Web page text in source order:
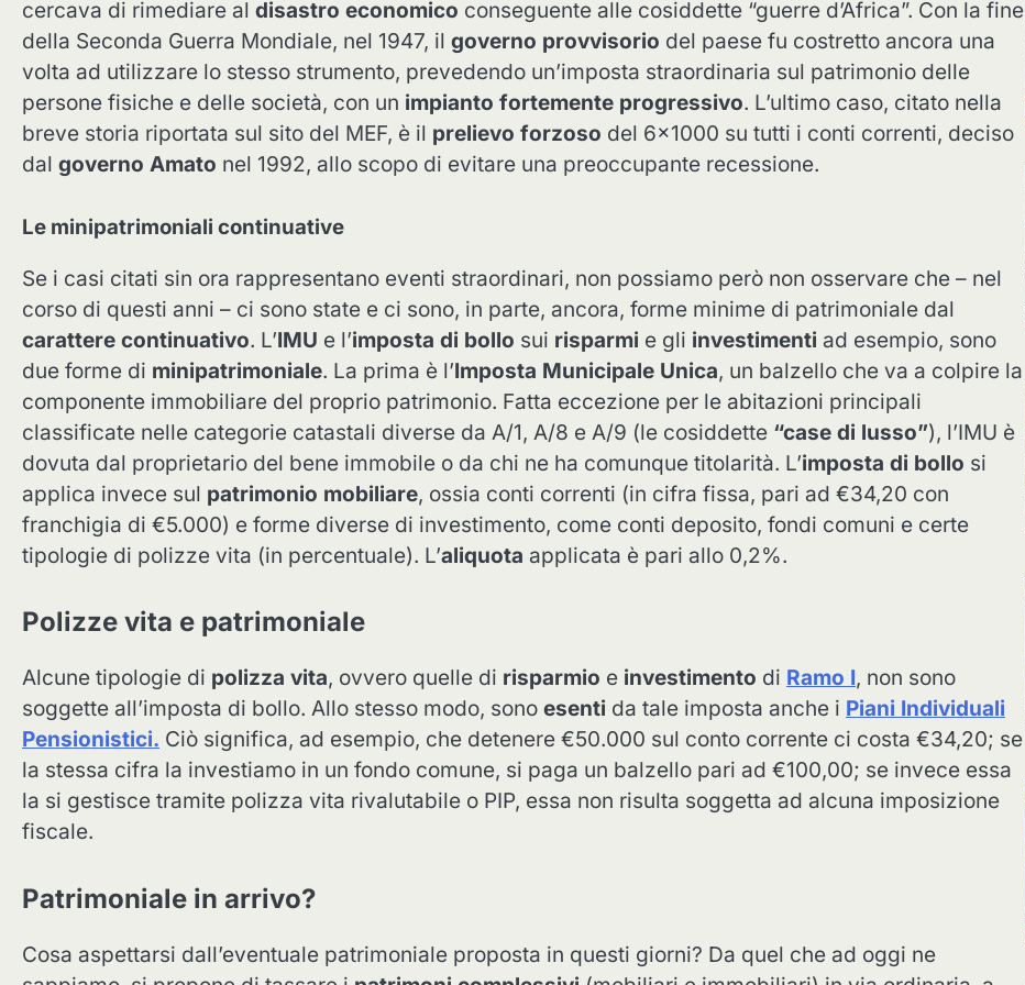
cercava di rimediare al disastro economico conseguente alle cosiddette “guerre d’Africa”. Con la fine
della Seconda Guerra Mondiale, nel 1947, il governo provvisorio del paese fu costretto ancora una
volta ad utilizzare lo stesso strumento, prevedendo un’imposta straordinaria sul patrimonio delle
persone fisiche e delle società, con un impianto fortemente progressivo. L’ultimo caso, citato nella
breve storia riportata sul sito del MEF, è il prelievo forzoso del 6×1000 su tutti i conti correnti, deciso
dal governo Amato nel 1992, allo scopo di evitare una preoccupante recessione.
Le minipatrimoniali continuative
Se i casi citati sin ora rappresentano eventi straordinari, non possiamo però non osservare che – nel
corso di questi anni – ci sono state e ci sono, in parte, ancora, forme minime di patrimoniale dal
carattere continuativo. L’IMU e l’imposta di bollo sui risparmi e gli investimenti ad esempio, sono
due forme di minipatrimoniale. La prima è l’Imposta Municipale Unica, un balzello che va a colpire la
componente immobiliare del proprio patrimonio. Fatta eccezione per le abitazioni principali
classificate nelle categorie catastali diverse da A/1, A/8 e A/9 (le cosiddette “case di lusso”), l’IMU è
dovuta dal proprietario del bene immobile o da chi ne ha comunque titolarità. L’imposta di bollo si
applica invece sul patrimonio mobiliare, ossia conti correnti (in cifra fissa, pari ad €34,20 con
franchigia di €5.000) e forme diverse di investimento, come conti deposito, fondi comuni e certe
tipologie di polizze vita (in percentuale). L’aliquota applicata è pari allo 0,2%.
Polizze vita e patrimoniale
Alcune tipologie di polizza vita, ovvero quelle di risparmio e investimento di Ramo I, non sono
soggette all’imposta di bollo. Allo stesso modo, sono esenti da tale imposta anche i Piani Individuali
Pensionistici. Ciò significa, ad esempio, che detenere €50.000 sul conto corrente ci costa €34,20; se
la stessa cifra la investiamo in un fondo comune, si paga un balzello pari ad €100,00; se invece essa
la si gestisce tramite polizza vita rivalutabile o PIP, essa non risulta soggetta ad alcuna imposizione
fiscale.
Patrimoniale in arrivo?
Cosa aspettarsi dall’eventuale patrimoniale proposta in questi giorni? Da quel che ad oggi ne